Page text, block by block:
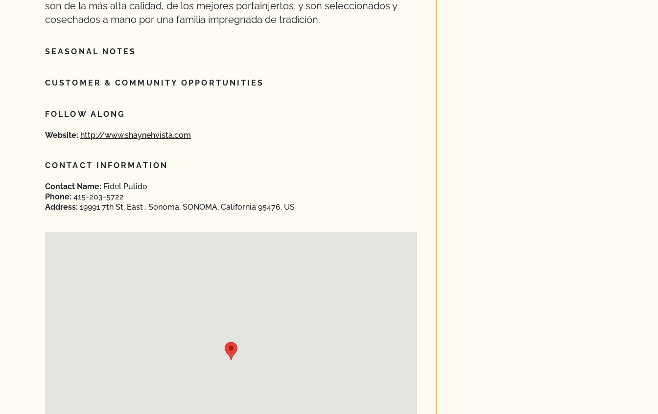
son de la más alta calidad, de los mejores portainjertos, y son seleccionados y
cosechados a mano por una familia impregnada de tradición.
SEASONAL NOTES
CUSTOMER & COMMUNITY OPPORTUNITIES
FOLLOW ALONG
Website: http://www.shaynehvista.com
CONTACT INFORMATION
Contact Name: Fidel Pulido
Phone: 415-203-5722
Address: 19991 7th St. East , Sonoma, SONOMA, California 95476, US